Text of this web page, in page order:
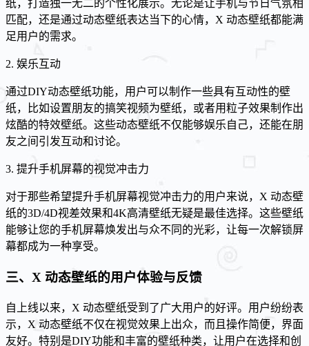
纸，打造独一无二的个性化展示。无论是让手机与节日气氛相
匹配，还是通过动态壁纸表达当下的心情，X 动态壁纸都能满
足用户的需求。
2. 娱乐互动
通过DIY动态壁纸功能，用户可以制作一些具有互动性的壁
纸，比如设置朋友的搞笑视频为壁纸，或者用粒子效果制作出
炫酷的特效壁纸。这些动态壁纸不仅能够娱乐自己，还能在朋
友之间引发互动和讨论。
3. 提升手机屏幕的视觉冲击力
对于那些希望提升手机屏幕视觉冲击力的用户来说，X 动态壁
纸的3D/4D视差效果和4K高清壁纸无疑是最佳选择。这些壁纸
能够让您的手机屏幕焕发出与众不同的光彩，让每一次解锁屏
幕都成为一种享受。
三、X 动态壁纸的用户体验与反馈
自上线以来，X 动态壁纸受到了广大用户的好评。用户纷纷表
示，X 动态壁纸不仅在视觉效果上出众，而且操作简便，界面
友好。特别是DIY功能和丰富的壁纸种类，让用户在选择和创